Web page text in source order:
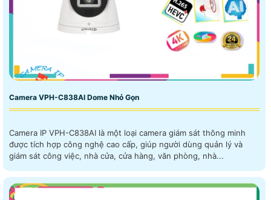
Camera VPH-C838AI Dome Nhỏ Gọn
Camera IP VPH-C838AI là một loại camera giám sát thông minh
được tích hợp công nghệ cao cấp, giúp người dùng quản lý và
giám sát công việc, nhà cửa, cửa hàng, văn phòng, nhà...